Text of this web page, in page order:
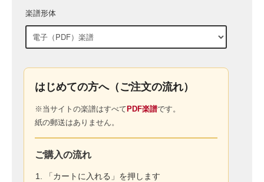
楽譜形体
はじめての方へ（ご注文の流れ）
※当サイトの楽譜はすべて PDF楽譜です。
紙の郵送はありません。
ご購入の流れ
「カートに入れる」を押します